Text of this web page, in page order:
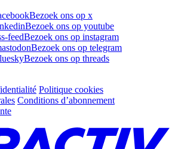
Bezoek ons op x
Bezoek ons op youtube
feedBezoek ons op instagram
Bezoek ons op telegram
Bezoek ons op threads
Politique cookies
Conditions d’abonnement